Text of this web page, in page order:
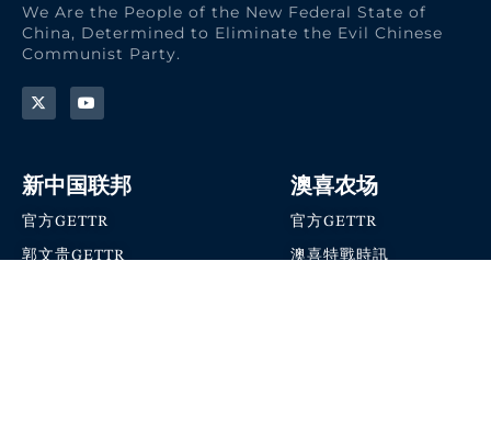
We Are the People of the New Federal State of
China, Determined to Eliminate the Evil Chinese
Communist Party.
新中国联邦
官方GETTR
郭文贵GETTR
澳喜农场
官方GETTR
澳喜特戰時訊